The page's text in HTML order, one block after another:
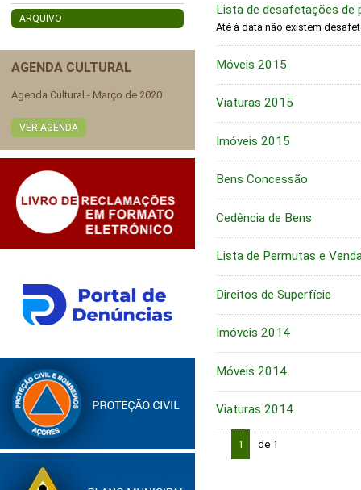
ARQUIVO
AGENDA CULTURAL
Agenda Cultural - Março de 2020
VER AGENDA
Lista de desafetações de
Até à data não existem
Móveis 2015
Viaturas 2015
Imóveis 2015
Bens Concessão
Cedência de Bens
Lista de Permutas e
Direitos de Superfície
Imóveis 2014
Móveis 2014
Viaturas 2014
1 de 1